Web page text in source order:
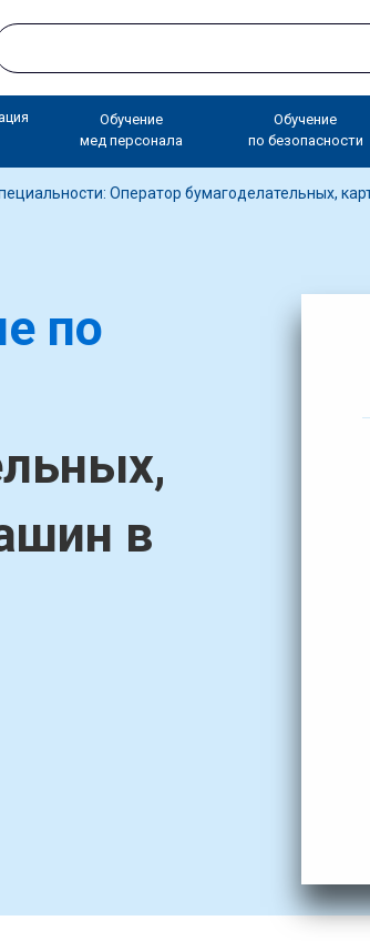
Обучение
мед персонала
Обучение
по безопасности
Оператор бумагоделательных,
по
в